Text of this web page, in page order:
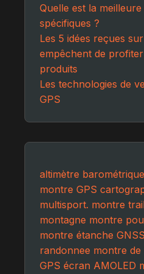
Quelle est la
spécifiques ?
Les 5 idées reçues
empêchent de
produits
Les technologies de
GPS
altimètre barométrique
montre GPS
multisport. montre
montagne montre
montre étanche
randonnee montre de
GPS écran AMOLED